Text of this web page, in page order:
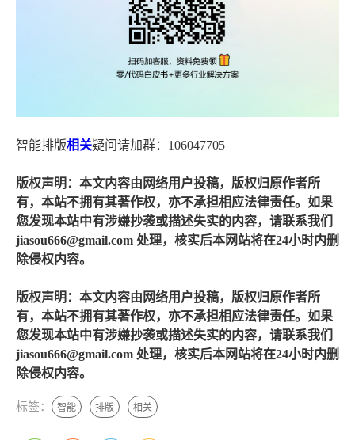
智能排版相关疑问请加群：106047705
版权声明：本文内容由网络用户投稿，版权归原作者所
有，本站不拥有其著作权，亦不承担相应法律责任。如果
您发现本站中有涉嫌抄袭或描述失实的内容，请联系我们
jiasou666@gmail.com 处理，核实后本网站将在24小时内删
除侵权内容。
版权声明：本文内容由网络用户投稿，版权归原作者所
有，本站不拥有其著作权，亦不承担相应法律责任。如果
您发现本站中有涉嫌抄袭或描述失实的内容，请联系我们
jiasou666@gmail.com 处理，核实后本网站将在24小时内删
除侵权内容。
标签： 智能 排版 相关